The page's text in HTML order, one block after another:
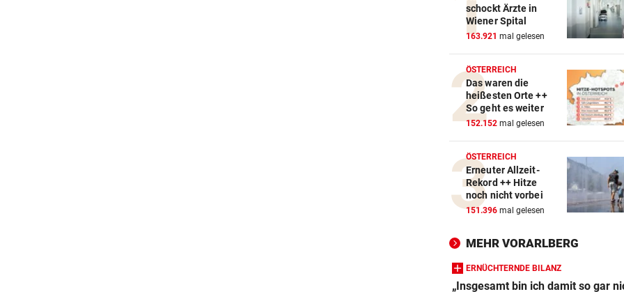
schockt Ärzte in
Wiener Spital
163.921 mal gelesen
ÖSTERREICH
Das waren die
heißesten Orte ++
So geht es weiter
152.152 mal gelesen
ÖSTERREICH
Erneuter Allzeit-
Rekord ++ Hitze
noch nicht vorbei
151.396 mal gelesen
MEHR VORARLBERG
ERNÜCHTERNDE BILANZ
„Insgesamt bin ich damit so gar